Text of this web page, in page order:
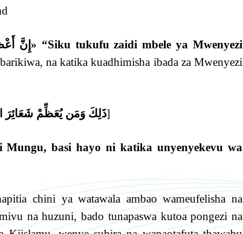
إِنَّ » “Siku tukufu zaidi mbele ya Mwenyezi
na katika kuadhimisha ibada za Mwenyezi
ذَلِكَ وَمَن يُعَظِّمْ شَعَائِرَ]
Mungu, basi hayo ni katika unyenyekevu wa
chini ya watawala ambao wameufelisha na
na huzuni, bado tunapaswa kutoa pongezi na